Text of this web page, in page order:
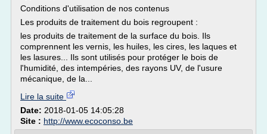
Conditions d'utilisation de nos contenus
Les produits de traitement du bois regroupent :
les produits de traitement de la surface du bois. Ils
comprennent les vernis, les huiles, les cires, les laques et
les lasures... Ils sont utilisés pour protéger le bois de
l'humidité, des intempéries, des rayons UV, de l'usure
mécanique, de la...
Lire la suite
Date: 2018-01-05 14:05:28
Site : http://www.ecoconso.be